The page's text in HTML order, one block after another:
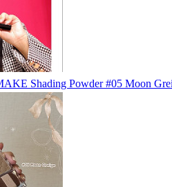
Shading Powder #05 Moon